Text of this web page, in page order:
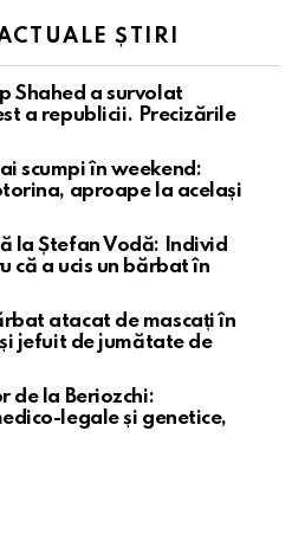
ȘTIRI
Shahed a survolat
a republicii. Precizările
scumpi în weekend:
aproape la același
la Ștefan Vodă: Individ
că a ucis un bărbat în
atacat de mascați în
jefuit de jumătate de
de la Beriozchi:
legale și genetice,